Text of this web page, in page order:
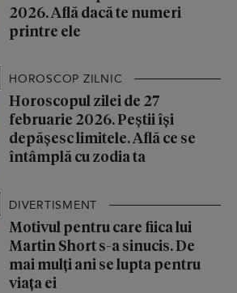
2026. Află dacă te numeri
printre ele
HOROSCOP ZILNIC
Horoscopul zilei de 27
februarie 2026. Peștii își
depășesc limitele. Află ce se
întâmplă cu zodia ta
DIVERTISMENT
Motivul pentru care fiica lui
Martin Short s-a sinucis. De
mai mulți ani se lupta pentru
viața ei